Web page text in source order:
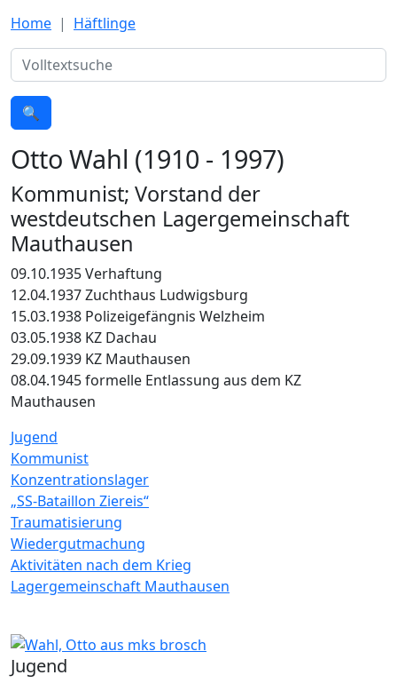
Home
Häftlinge
Suche
🔍
Otto Wahl (1910 - 1997)
Kommunist; Vorstand der
westdeutschen Lagergemeinschaft
Mauthausen
09.10.1935 Verhaftung
12.04.1937 Zuchthaus Ludwigsburg
15.03.1938 Polizeigefängnis Welzheim
03.05.1938 KZ Dachau
29.09.1939 KZ Mauthausen
08.04.1945 formelle Entlassung aus dem KZ
Mauthausen
Jugend
Kommunist
Konzentrationslager
„SS-Bataillon Ziereis“
Traumatisierung
Wiedergutmachung
Aktivitäten nach dem Krieg
Lagergemeinschaft Mauthausen
Image
Jugend